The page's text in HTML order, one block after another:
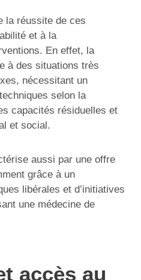
la réussite de ces
et à la
En effet, la
à des situations très
nécessitant un
selon la
capacités résiduelles et
et social.
aussi par une offre
grâce à un
libérales et d’initiatives
une médecine de
accès au